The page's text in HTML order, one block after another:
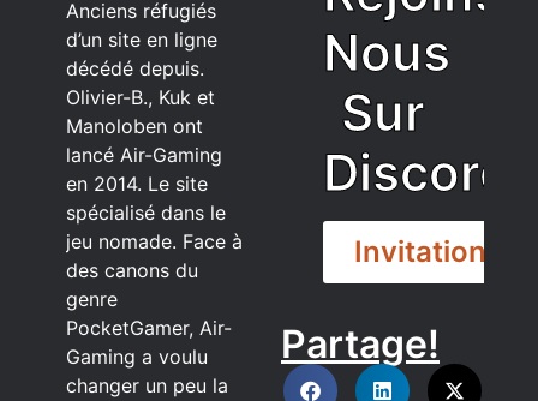
Anciens réfugiés
d’un site en ligne
décédé depuis.
Olivier-B., Kuk et
Manoloben ont
lancé Air-Gaming
en 2014. Le site
spécialisé dans le
jeu nomade. Face à
des canons du
genre
PocketGamer, Air-
Gaming a voulu
changer un peu la
Nous
Sur
Discord
Invitation
DISCORD
Partage!